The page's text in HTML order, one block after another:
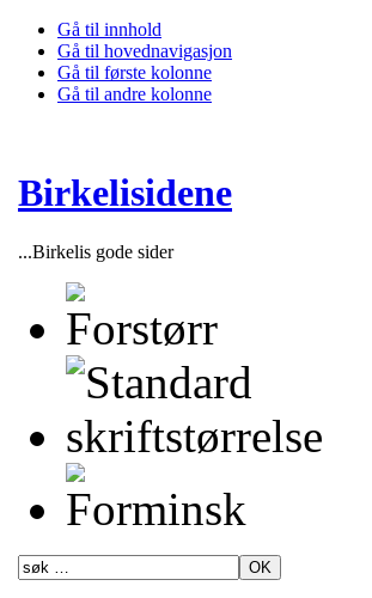
Gå til innhold
Gå til hovednavigasjon
Gå til første kolonne
Gå til andre kolonne
Birkelisidene
...Birkelis gode sider